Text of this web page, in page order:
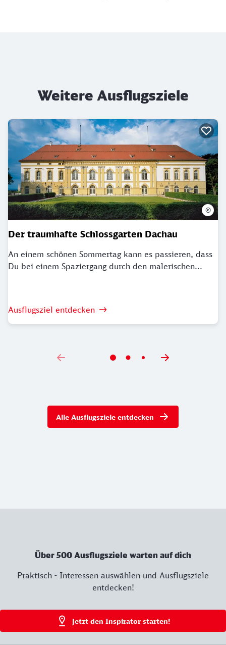
Weitere Ausflugsziele
Der traumhafte Schlossgarten Dachau
An einem schönen Sommertag kann es passieren, dass
Du bei einem Spaziergang durch den malerischen...
Ausflugsziel entdecken
©
Alle Ausflugsziele entdecken
Über 500 Ausflugsziele warten auf dich
Praktisch - Interessen auswählen und Ausflugsziele
entdecken!
Jetzt den Inspirator starten!